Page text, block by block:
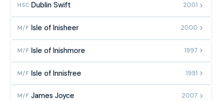
HSC Dublin Swift 2001
M/F Isle of Inisheer 2000
M/F Isle of Inishmore 1997
M/F Isle of Innisfree 1991
M/F James Joyce 2007